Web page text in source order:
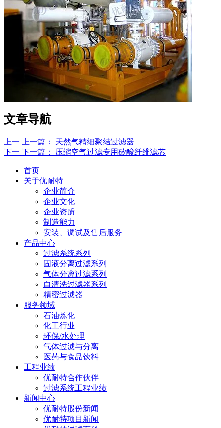
文章导航
上一 上一篇：
天然气精细聚结过滤器
下一 下一篇： 压缩空气过滤专用矽酸纤维滤芯
首页
关于优耐特
企业简介
企业文化
企业资质
制造能力
安装、调试及售后服务
产品中心
过滤系统系列
固液分离过滤系列
气体分离过滤系列
自清洗过滤器系列
精密过滤器
服务领域
石油炼化
化工行业
环保/水处理
气体过滤与分离
医药与食品饮料
工程业绩
优耐特合作伙伴
过滤系统工程业绩
新闻中心
优耐特股份新闻
优耐特项目新闻